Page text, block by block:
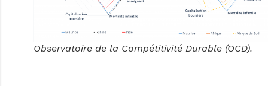
Observatoire de la Compétitivité Durable (OCD).